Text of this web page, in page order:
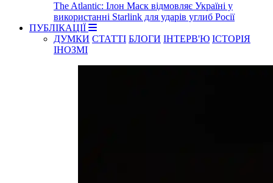
The Atlantic: Ілон Маск відмовляє Україні у
використанні Starlink для ударів углиб Росії
ПУБЛІКАЦІЇ
ДУМКИ СТАТТІ БЛОГИ ІНТЕРВ'Ю ІСТОРІЯ
ІНОЗМІ